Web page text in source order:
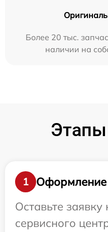
Более 20 тыс.
наличии на
1
Оформление
Оставьте заявку
сервисного